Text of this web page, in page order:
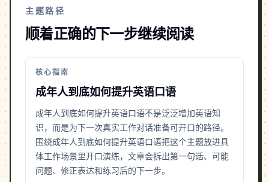
主题路径
顺着正确的下一步继续阅读
核心指南
成年人到底如何提升英语口语
成年人到底如何提升英语口语不是泛泛增加英语知
识，而是为下一次真实工作对话准备可开口的路径。
围绕成年人到底如何提升英语口语把这个主题放进具
体工作场景里开口演练，文章会拆出第一句话、可能
问题、修正表达和练习后的下一步。